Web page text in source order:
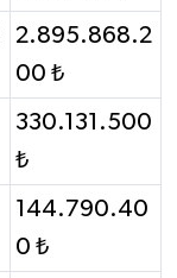
2.895.868.2
00 ₺
330.131.500
₺
144.790.40
0 ₺